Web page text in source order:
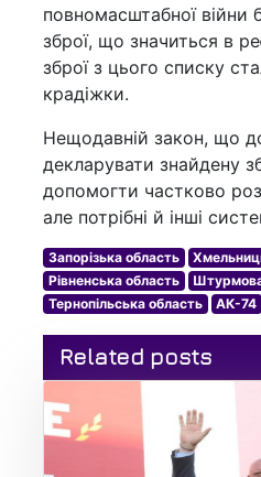
повномасштабної війни
зброї, що значиться в
зброї з цього списку
крадіжки.
Нещодавній закон, що
декларувати знайдену
допомогти частково
але потрібні й інші
Запорізька область
Рівненська область
Штурмова
Тернопільська область
АК-74
Related posts